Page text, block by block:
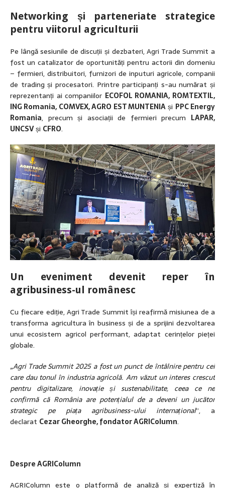
Networking și parteneriate strategice
pentru viitorul agriculturii
Pe lângă sesiunile de discuții și dezbateri, Agri Trade Summit a
fost un catalizator de oportunități pentru actorii din domeniu
– fermieri, distribuitori, furnizori de inputuri agricole, companii
de trading și procesatori. Printre participanți s-au numărat și
reprezentanți ai companiilor ECOFOL ROMANIA, ROMTEXTIL,
ING Romania, COMVEX, AGRO EST MUNTENIAși PPC Energy
Romania, precum și asociații de fermieri precum LAPAR,
UNCSVși CFRO.
Un eveniment devenit reper în
agribusiness-ul românesc
Cu fiecare ediție, Agri Trade Summit își reafirmă misiunea de a
transforma agricultura în business și de a sprijini dezvoltarea
unui ecosistem agricol performant, adaptat cerințelor pieței
globale.
„Agri Trade Summit 2025 a fost un punct de întâlnire pentru cei
care dau tonul în industria agricolă. Am văzut un interes crescut
pentru digitalizare, inovație și sustenabilitate, ceea ce ne
confirmă că România are potențialul de a deveni un jucător
strategic pe piața agribusiness-ului internațional”, a
declarat Cezar Gheorghe, fondator AGRIColumn.
Despre AGRIColumn
AGRIColumn este o platformă de analiză și expertiză în